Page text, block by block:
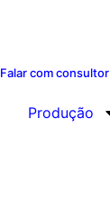
Falar com consultor
Produção